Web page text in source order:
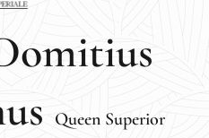
Queen Superior